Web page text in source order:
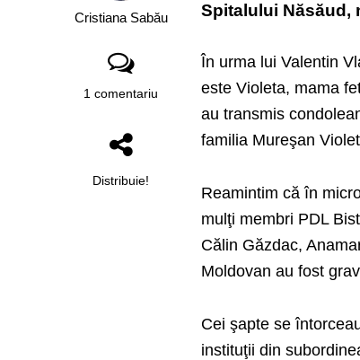
Cristiana Sabău
1 comentariu
Distribuie!
Spitalului Năsăud,
În urma lui Valentin
este Violeta, mama
au transmis
familia Mureşan
Reamintim că în
mulţi membri PDL
Călin Găzdac,
Moldovan au fost
Cei şapte se
instituţii din